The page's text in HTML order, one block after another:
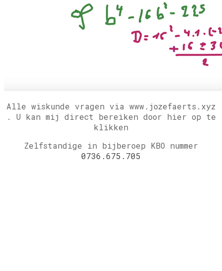
Alle wiskunde vragen via www.jozefaerts.xyz
. U kan mij direct bereiken door hier op te
klikken
Zelfstandige in bijberoep KBO nummer
0736.675.705